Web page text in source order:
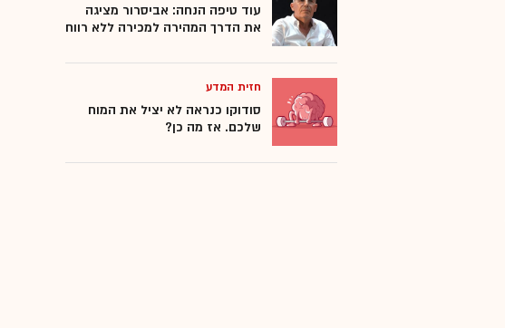
עוד טיפה הנחה: אביסרור מציגה
את הדרך המהירה למכירה ללא רווח
חזית המדע
סודוקו כנראה לא יציל את המוח
שלכם. אז מה כן?